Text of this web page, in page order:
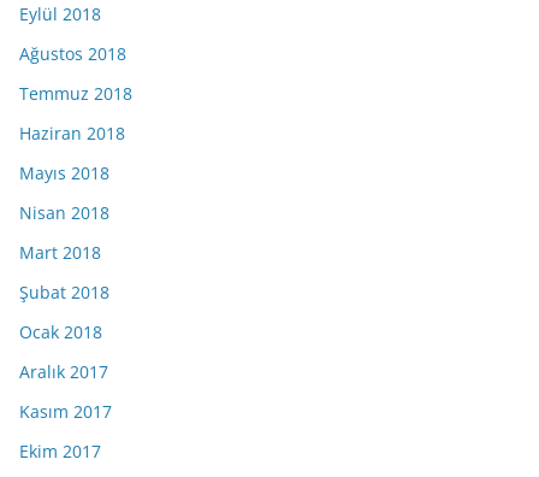
Eylül 2018
Ağustos 2018
Temmuz 2018
Haziran 2018
Mayıs 2018
Nisan 2018
Mart 2018
Şubat 2018
Ocak 2018
Aralık 2017
Kasım 2017
Ekim 2017